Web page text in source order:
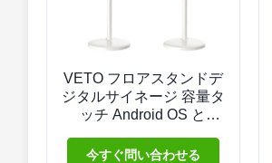
VETO フロアスタンドデ
ジタルサイネージ 容量タ
ッチ Android OS と
ラクティブディスプレイ
今すぐ問い合わせる